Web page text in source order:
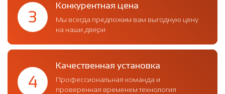
3
Конкурентная цена
Мы всегда предложим вам выгодную цену
на наши двери
4
Качественная установка
Профессиональная команда и
проверенная временем технология